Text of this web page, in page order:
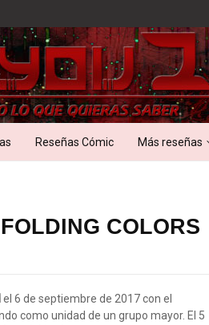
Reseñas Cómic Más reseñas
COLORS
el 6 de septiembre de 2017 con el
como unidad de un grupo mayor. El 5